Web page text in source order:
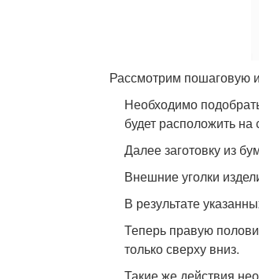
Рассмотрим пошаговую
Необходимо
будет расположить
Далее заготовку из
Внешние уголки
В результате
Теперь правую
только сверху вниз.